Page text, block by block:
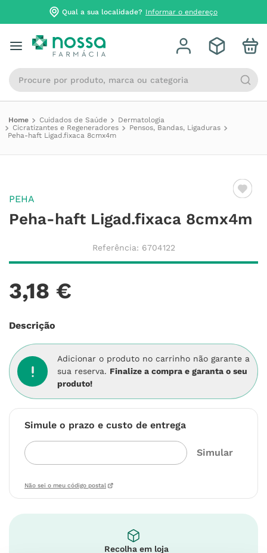
Qual a sua localidade? Informar o endereço
Procure por produto, marca ou categoria
Cuidados de Saúde
Dermatologia
Cicratizantes e Regeneradores
Pensos, Bandas, Ligaduras
Peha-haft Ligad.fixaca 8cmx4m
PEHA
Peha-haft Ligad.fixaca 8cmx4m
Referência: 6704122
3,18 €
Descrição
Adicionar o produto no carrinho não garante a
sua reserva. Finalize a compra e garanta o seu
produto!
Simule o prazo e custo de entrega
Não sei o meu código postal
Recolha em loja